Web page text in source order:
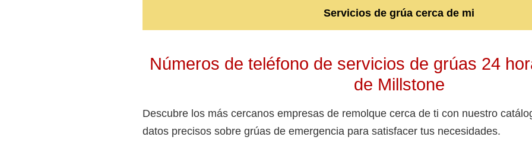
Servicios de grúa cerca de mi
Números de teléfono de servicios de grúas 24
de Millstone
Descubre los más cercanos empresas de remolque cerca de ti con nuestro
datos precisos sobre grúas de emergencia para satisfacer tus necesidades.